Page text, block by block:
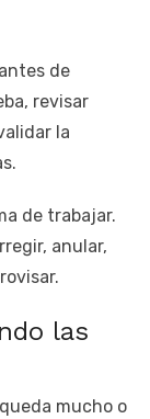
de
revisar
la
de trabajar.
anular,
las
mucho o